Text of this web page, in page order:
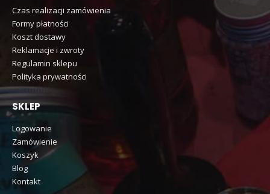
Czas realizacji zamówienia
Formy płatności
Koszt dostawy
Reklamacje i zwroty
Regulamin sklepu
Polityka prywatności
SKLEP
Logowanie
Zamówienie
Koszyk
Blog
Kontakt